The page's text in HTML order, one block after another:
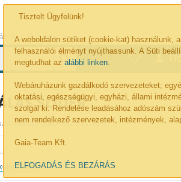
Tisztelt Ügyfelünk!
A weboldalon sütiket (cookie-kat) használunk,
felhasználói élményt nyújthassunk. A Süti
megtudhat azalábbi linken.
Webáruházunk gazdálkodó szervezeteket;
oktatási, egészségügyi, egyházi, állami
szolgál ki. Rendelése leadásához adószám
nem rendelkező szervezetek, intézmények,
Gaia-Team Kft.
ELFOGADÁS ÉS BEZÁRÁS
Referenciák
SLIDER
Karbonszálas Slider
Ön is!